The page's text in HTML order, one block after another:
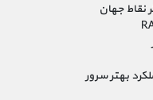
نقاط جهان